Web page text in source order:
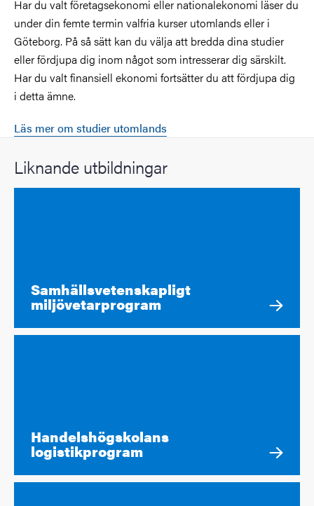
Har du valt företagsekonomi eller nationalekonomi läser du
under din femte termin valfria kurser utomlands eller i
Göteborg. På så sätt kan du välja att bredda dina studier
eller fördjupa dig inom något som intresserar dig särskilt.
Har du valt finansiell ekonomi fortsätter du att fördjupa dig
i detta ämne.
Läs mer om studier utomlands
Liknande utbildningar
Samhällsvetenskapligt
miljövetarprogram
Handelshögskolans
logistikprogram